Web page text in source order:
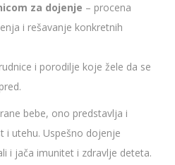
za dojenje – procena
i rešavanje konkretnih
i porodilje koje žele da se
bebe, ono predstavlja i
i utehu. Uspešno dojenje
i jača imunitet i zdravlje deteta.